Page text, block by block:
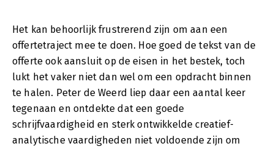
Het kan behoorlijk frustrerend zijn om aan een
offertetraject mee te doen. Hoe goed de tekst van de
offerte ook aansluit op de eisen in het bestek, toch
lukt het vaker niet dan wel om een opdracht binnen
te halen. Peter de Weerd liep daar een aantal keer
tegenaan en ontdekte dat een goede
schrijfvaardigheid en sterk ontwikkelde creatief-
analytische vaardigheden niet voldoende zijn om